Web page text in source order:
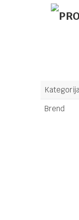
Brend